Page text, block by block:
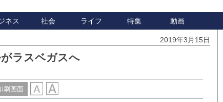
ネス 社会 ライフ 特集 動画
2019年3月15日
ラスベガスへ
刷画面